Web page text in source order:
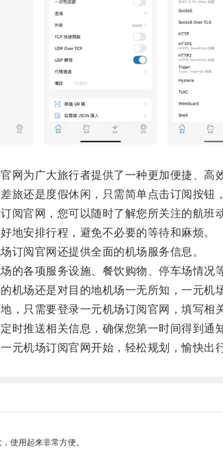
为广大旅行者提供了一种更加便捷、高效
还是度假休闲，只需简单点击订阅按钮
官网，您可以随时了解您所关注的航班
安排行程，避免不必要的等待和麻烦。
阅官网还提供全面的机场服务信息。
各项服务设施、餐饮购物、停车场情况
场还是对目的地机场一无所知，一元机
只需要登录一元机场订阅官网，填写相
推送相关信息，确保您第一时间得到通知
机场订阅官网开始，轻松规划，愉快出行
使用起来非常方便。